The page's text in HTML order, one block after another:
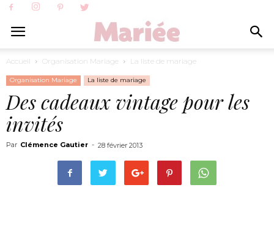
Accueil Organisation Mariage La liste de mariage
Organisation Mariage La liste de mariage
Des cadeaux vintage pour les
invités
Par Clémence Gautier - 28 février 2013